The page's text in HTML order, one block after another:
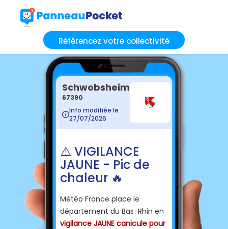
Référencez votre collectivité
Schwobsheim
67390
Info modifiée le
27/07/2026
⚠️ VIGILANCE
JAUNE - Pic de
chaleur 🔥
Météo France place le
département du Bas-Rhin en
vigilance JAUNE canicule pour